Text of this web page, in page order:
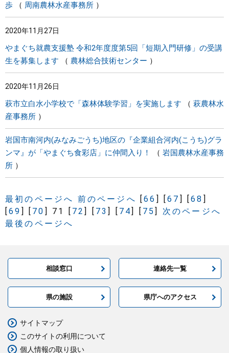
歩
周南農林水産事務所
2020年11月27日
やまぐち就農支援塾 令和2年度度第5回「短期入門研修」の受講
生を募集します
農林総合技術センター
2020年11月26日
萩市立白水小学校で「森林体験学習」を実施します
萩農林水
産事務所
岩国市南河内(みなみごうち)地区の『企業組合河内(こうち)グラ
ンマ』が「やまぐち食彩店」に仲間入り！
岩国農林水産事務
所
最初のページへ 前のページへ [66 ] [67 ] [68 ]
[69 ] [ 70 ] 71 [ 72] [ 73] [ 74] [ 75]
次のページへ
最後のページへ
相談窓口 連絡先一覧
県の施設 県庁へのアクセス
サイトマップ
このサイトの利用について
個人情報の取り扱い